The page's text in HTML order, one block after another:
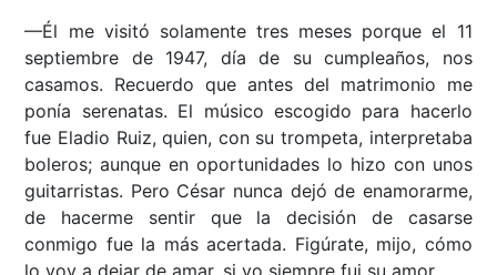
—Él me visitó solamente tres meses porque el 11
septiembre de 1947, día de su cumpleaños, nos
casamos. Recuerdo que antes del matrimonio me
ponía serenatas. El músico escogido para hacerlo
fue Eladio Ruiz, quien, con su trompeta, interpretaba
boleros; aunque en oportunidades lo hizo con unos
guitarristas. Pero César nunca dejó de enamorarme,
de hacerme sentir que la decisión de casarse
conmigo fue la más acertada. Figúrate, mijo, cómo